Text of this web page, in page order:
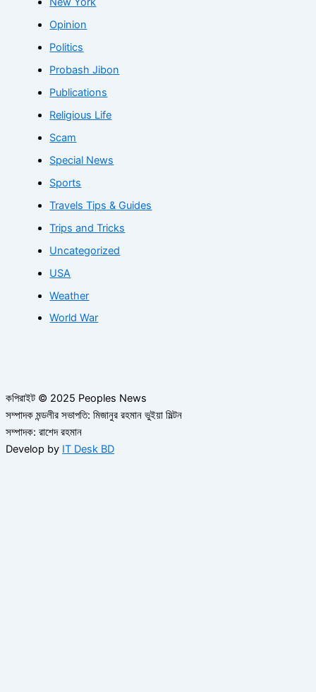
Opinion
Politics
Probash Jibon
Publications
Religious Life
Scam
Special News
Sports
Travels Tips & Guides
Trips and Tricks
Uncategorized
USA
Weather
World War
কপিরাইট © 2025 Peoples News
সম্পাদক মন্ডলীর সভাপতি: মিজানুর রহমান ভুইয়া মিল্টন
সম্পাদক: রাশেদ রহমান
Develop by IT Desk BD